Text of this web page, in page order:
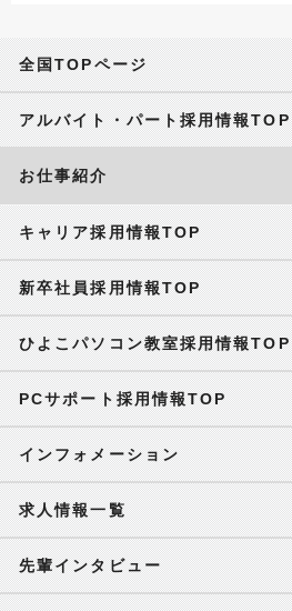
全国TOPページ
アルバイト・パート採用情報TOP
お仕事紹介
キャリア採用情報TOP
新卒社員採用情報TOP
ひよこパソコン教室採用情報TOP
PCサポート採用情報TOP
インフォメーション
求人情報一覧
先輩インタビュー